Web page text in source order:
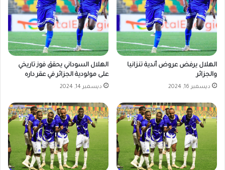
الهلال يرفض عروض أندية تنزانيا
والجزائر
ديسمبر 16, 2024
الهلال السوداني يحقق فوز تاريخي
على مولودية الجزائر في عقر داره
ديسمبر 14, 2024